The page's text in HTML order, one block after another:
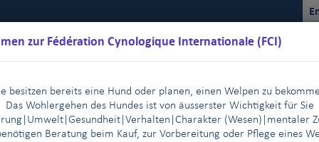
zur Fédération Cynologique Internationale (FCI)
besitzen bereits eine Hund oder planen, einen Welpen zu
Das Wohlergehen des Hundes ist von äusserster Wichtigkeit für Sie
(Wesen) |mentaler
Beratung beim Kauf, zur Vorbereitung oder Pflege eines